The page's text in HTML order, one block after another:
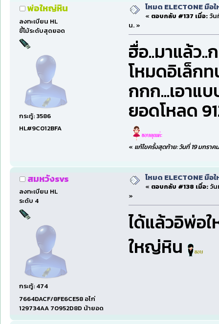
พ่อใหญ่หิน
ลงทะเบียน HL
ขี้โม้ระดับสุดยอด
กระทู้: 3586
HL#9C012BFA
โหมด ELECTONE มือ
« ตอบกลับ #137 เมื่อ:วัน
น. »
ฮื่อ..มาแล้ว
โหมดอิเล็ก
กกก...เอาแ
ยอดโหลด
« แก้ไขครั้งสุดท้าย: วันที่ 19 มกราค
สมหวังsvs
ลงทะเบียน HL
ระดับ 4
กระทู้: 474
7664DACF/8FE6CE58 อไก่
129734AA 70952D8D น้ายอด
โหมด ELECTONE มือ
« ตอบกลับ #138 เมื่อ:วัน
»
ได้แล้วอิพ่อ
ใหญ่หิน